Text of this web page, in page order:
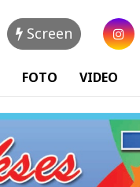
Screen
FOTO VIDEO